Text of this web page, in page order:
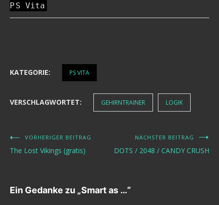
P S Vita
KATEGORIE: PS VITA
VERSCHLAGWORTET: GEHIRNTRAINER LOGIK
Beitragsnavigation
VORHERIGER BEITRAG
The Lost Vikings (gratis)
NÄCHSTER BEITRAG
DOTS / 2048 / CANDY CRUSH
Ein Gedanke zu „Smart as …“